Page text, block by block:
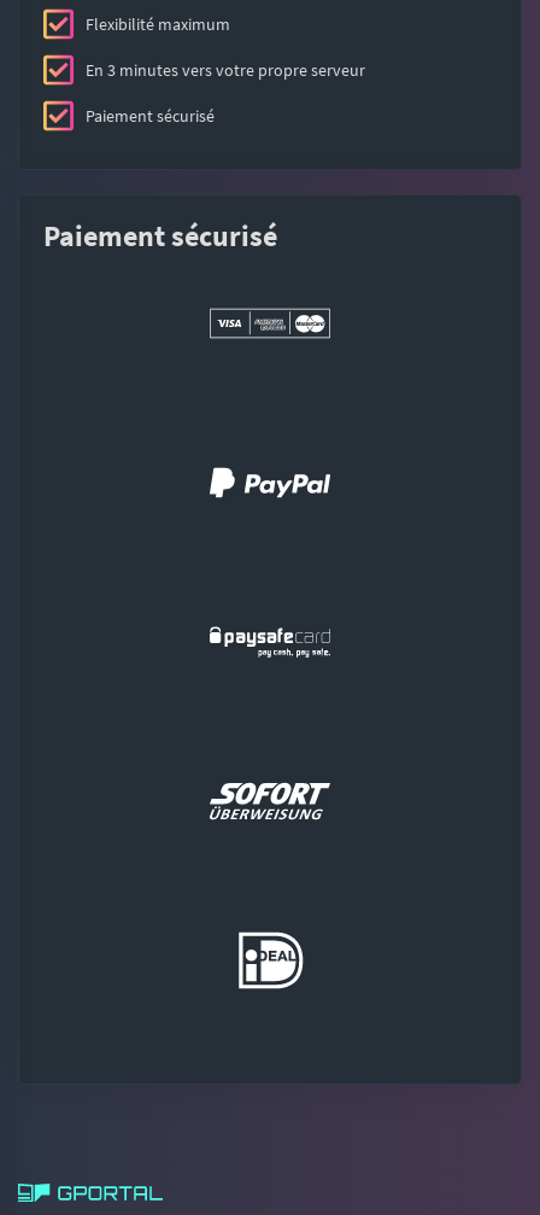
Flexibilité maximum
En 3 minutes vers votre propre serveur
Paiement sécurisé
Paiement sécurisé